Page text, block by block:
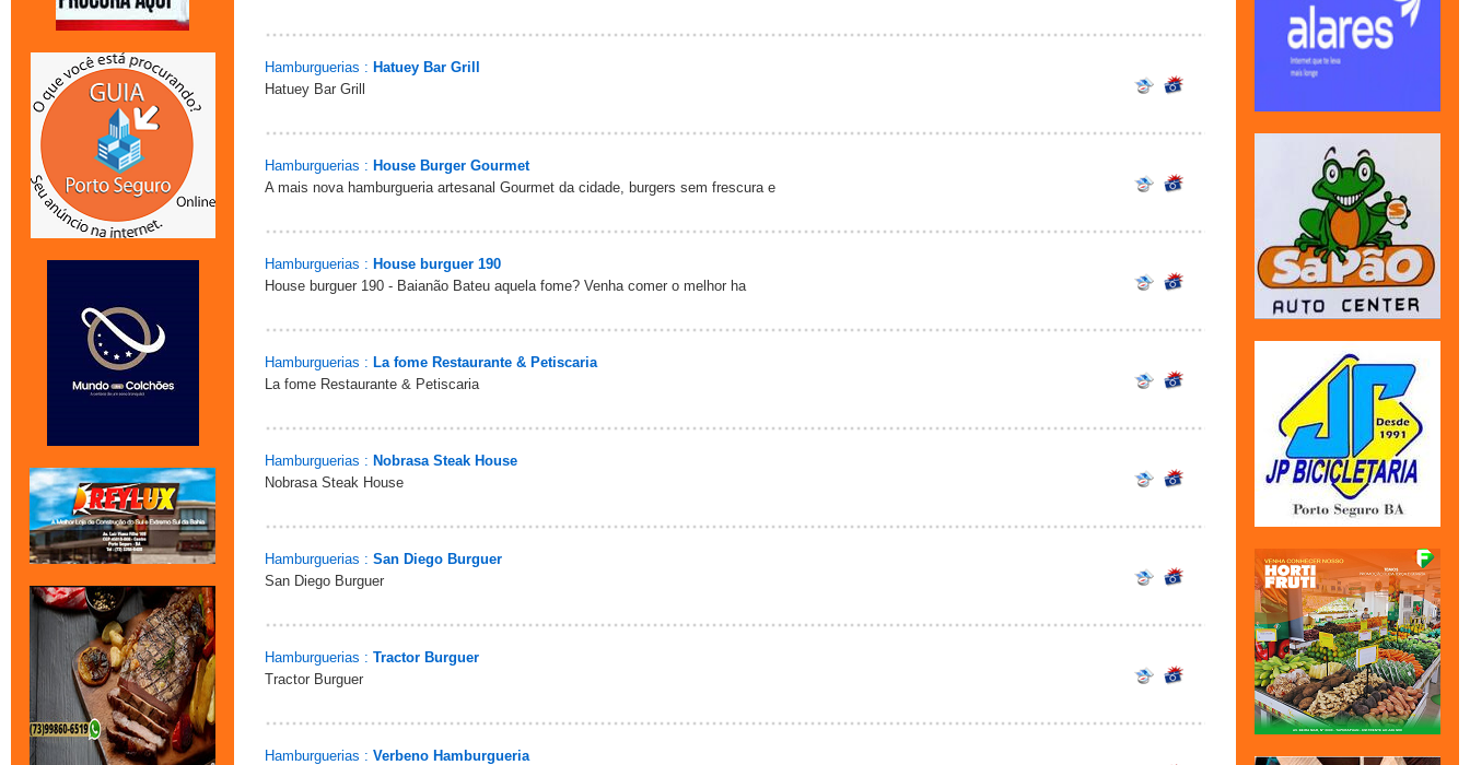
Hamburguerias : Hatuey Bar Grill
Hatuey Bar Grill
Hamburguerias : House Burger Gourmet
A mais nova hamburgueria artesanal Gourmet da cidade, burgers sem frescura e
Hamburguerias : House burguer 190
House burguer 190 - Baianão Bateu aquela fome? Venha comer o melhor ha
Hamburguerias : La fome Restaurante & Petiscaria
La fome Restaurante & Petiscaria
Hamburguerias : Nobrasa Steak House
Nobrasa Steak House
Hamburguerias : San Diego Burguer
San Diego Burguer
Hamburguerias : Tractor Burguer
Tractor Burguer
Hamburguerias : Verbeno Hamburgueria